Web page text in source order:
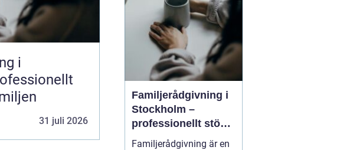
i
31 juli 2026
Familjerådgivning i
Stockholm –
professionellt stöd
för hela familjen
Familjerådgivning är en